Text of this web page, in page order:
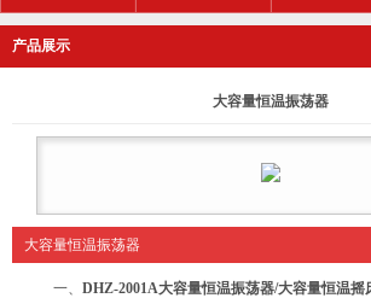
产品展示
大容量恒温振荡器
大容量恒温振荡器
一、 DHZ-2001A大容量恒温振荡器/大容量恒温摇